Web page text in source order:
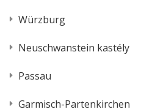
Würzburg
Neuschwanstein kastély
Passau
Garmisch-Partenkirchen